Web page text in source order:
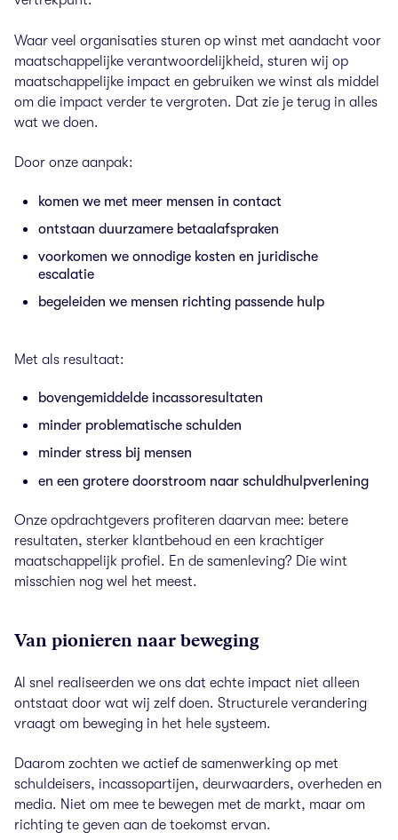
Waar veel organisaties sturen op winst met aandacht voor
maatschappelijke verantwoordelijkheid, sturen wij op
maatschappelijke impact en gebruiken we winst als middel
om die impact verder te vergroten. Dat zie je terug in alles
wat we doen.
Door onze aanpak:
komen we met meer mensen in contact
ontstaan duurzamere betaalafspraken
voorkomen we onnodige kosten en juridische
escalatie
begeleiden we mensen richting passende hulp
Met als resultaat:
bovengemiddelde incassoresultaten
minder problematische schulden
minder stress bij mensen
en een grotere doorstroom naar schuldhulpverlening
Onze opdrachtgevers profiteren daarvan mee: betere
resultaten, sterker klantbehoud en een krachtiger
maatschappelijk profiel. En de samenleving? Die wint
misschien nog wel het meest.
Van pionieren naar beweging
Al snel realiseerden we ons dat echte impact niet alleen
ontstaat door wat wij zelf doen. Structurele verandering
vraagt om beweging in het hele systeem.
Daarom zochten we actief de samenwerking op met
schuldeisers, incassopartijen, deurwaarders, overheden en
media. Niet om mee te bewegen met de markt, maar om
richting te geven aan de toekomst ervan.